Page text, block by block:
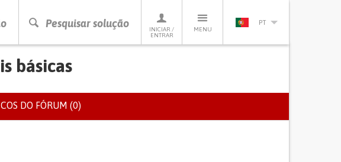
Pesquisar solução
INICIAR /
ENTRAR
MENU
PT
básicas
DO FÓRUM (0)